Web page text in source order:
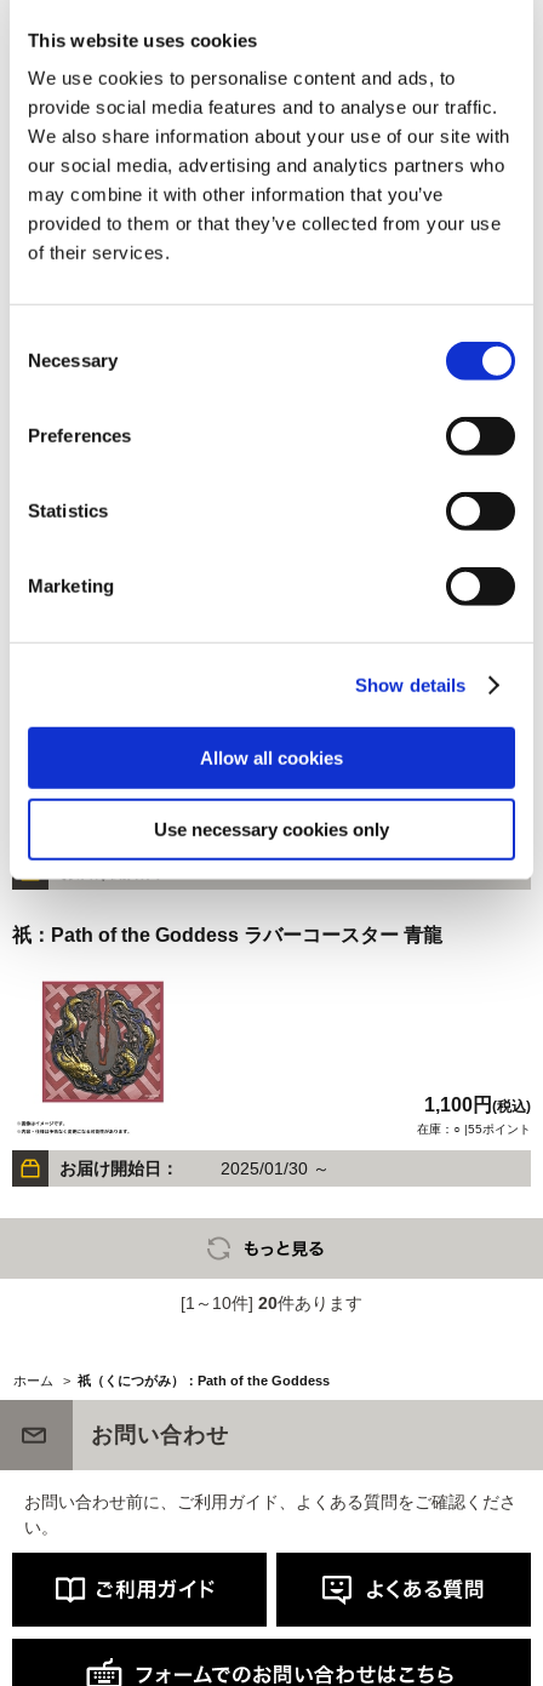
This website uses cookies
We use cookies to personalise content and ads, to
provide social media features and to analyse our traffic.
We also share information about your use of our site with
our social media, advertising and analytics partners who
may combine it with other information that you’ve
provided to them or that they’ve collected from your use
of their services.
Selection
Necessary
Preferences
Statistics
Marketing
Show details
Allow all cookies
Use necessary cookies only
祇：Path of the Goddess ラバーコースター 騰蛇
(税込)
1,100円 (税込)
お届け開始日：
祇：Path of the Goddess ラバーコースター 朱雀
1,100円
祇：Path of the Goddess ラバーコースター 青龍
1,100円 (税込)
在庫：○ |55ポイント
お届け開始日： 2025/01/30 ～
[1～10件] 20件あります
ホーム > 祇（くにつがみ）：Path of the Goddess
お問い合わせ
お問い合わせ前に、ご利用ガイド、よくある質問をご確認くださ
い。